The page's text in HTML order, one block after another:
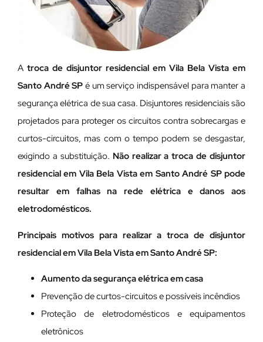
A troca de disjuntor residencial em Vila Bela Vista em
Santo André SP é um serviço indispensável para manter a
segurança elétrica de sua casa. Disjuntores residenciais são
projetados para proteger os circuitos contra sobrecargas e
curtos-circuitos, mas com o tempo podem se desgastar,
exigindo a substituição. Não realizar a troca de disjuntor
residencial em Vila Bela Vista em Santo André SP pode
resultar em falhas na rede elétrica e danos aos
eletrodomésticos.
Principais motivos para realizar a troca de disjuntor
residencial em Vila Bela Vista em Santo André SP:
Aumento da segurança elétrica em casa
Prevenção de curtos-circuitos e possíveis incêndios
Proteção de eletrodomésticos e equipamentos
eletrônicos